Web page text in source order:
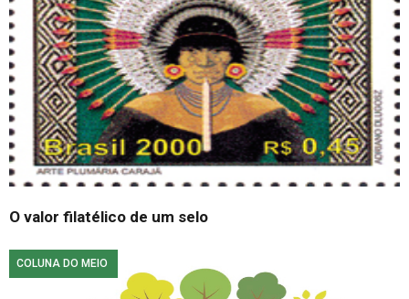
O valor filatélico de um selo
COLUNA DO MEIO